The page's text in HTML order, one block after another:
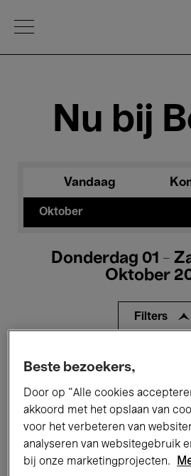
Open Menu
Nu bij
Vandaag
Oktober
Donderdag 01 -
Oktober
Filters
Alle evenementen
Tentoonstellingen Films
Performances Lezingen
Jazz Klassieke Muziek
Beste bezoekers,
Door op “Alle cookies
akkoord met het opslaan van
voor het verbeteren van
analyseren van websitegebruik
bij onze marketingprojecten.